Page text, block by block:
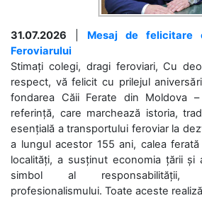
31.07.2026
Mesaj de felicitare
Feroviarului
Stimați colegi, dragi feroviari, Cu
respect, vă felicit cu prilejul
fondarea Căii Ferate din Moldova
referință, care marchează istoria,
esențială a transportului feroviar la
a lungul acestor 155 ani, calea
localități, a susținut economia țării și
simbol al responsabilității,
profesionalismului. Toate aceste